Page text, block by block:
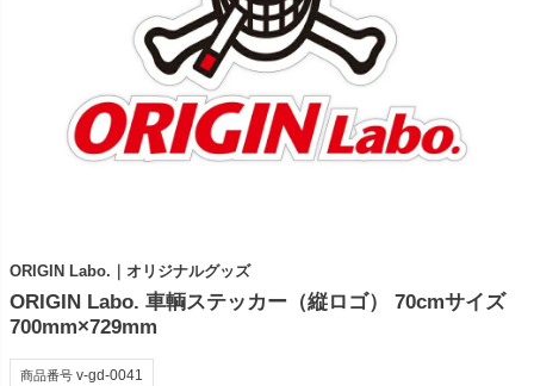
ORIGIN Labo.｜オリジナルグッズ
ORIGIN Labo. 車輌ステッカー（縦ロゴ） 70cmサイズ
700mm×729mm
商品番号 v-gd-0041